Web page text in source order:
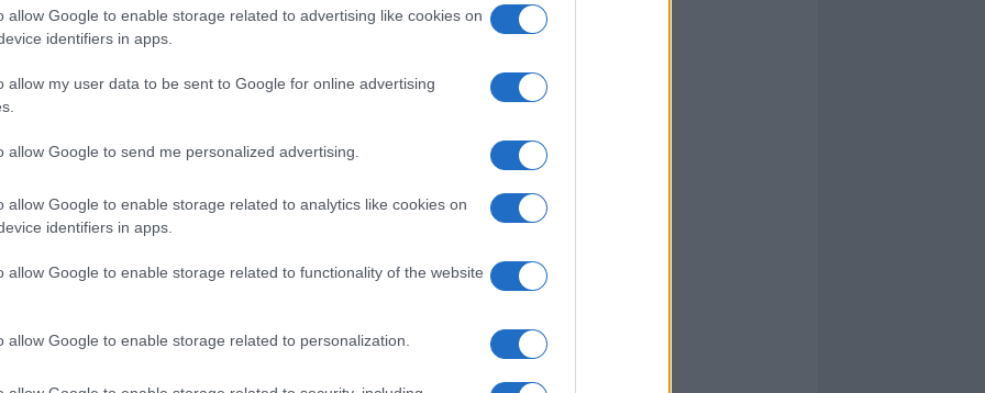
allow Google to enable storage related to advertising like cookies on
identifiers in apps.
allow my user data to be sent to Google for online advertising
allow Google to send me personalized advertising.
allow Google to enable storage related to analytics like cookies on
identifiers in apps.
allow Google to enable storage related to functionality of the website
allow Google to enable storage related to personalization.
15 GIUGNO 2026
Libri al Tramonto: a Badesi Ciriaco Offeddu
presenta il romanzo “Angelina”
Prosegue a Badesi il percorso dedicato alla
promozione della lettura e alla diffusione della
“Libri al Tramonto 2026”, iniziativa che sta
accompagnando residenti…
Badesi dà il benvenuto all’estate: una
I nostri cari